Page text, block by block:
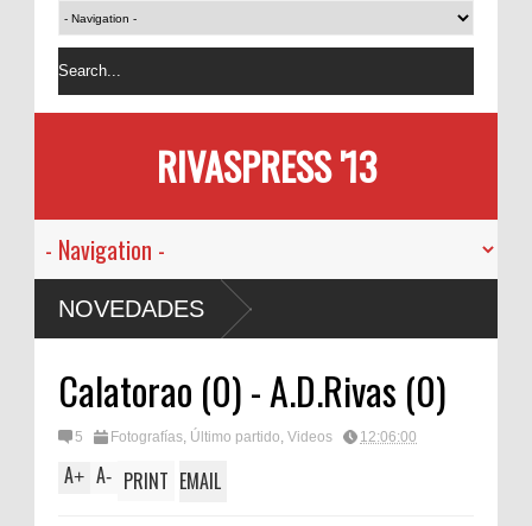
RIVASPRESS '13
NOVEDADES
Calatorao (0) - A.D.Rivas (0)
5 Fotografías, Último partido, Videos 12:06:00
A+ A- PRINT EMAIL